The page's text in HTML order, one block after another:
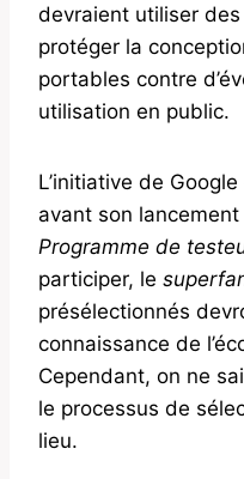
devraient utiliser
protéger la
portables contre
utilisation en public.
L’initiative de
avant son
Programme de
participer, le
présélectionnés
connaissance de
Cependant, on ne
le processus de
lieu.